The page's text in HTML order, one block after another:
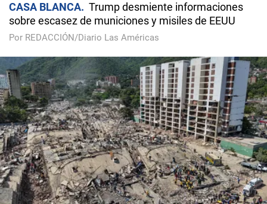
CASA BLANCA
Trump desmiente informaciones
sobre escasez de municiones y misiles de EEUU
Por REDACCIÓN/Diario Las Américas